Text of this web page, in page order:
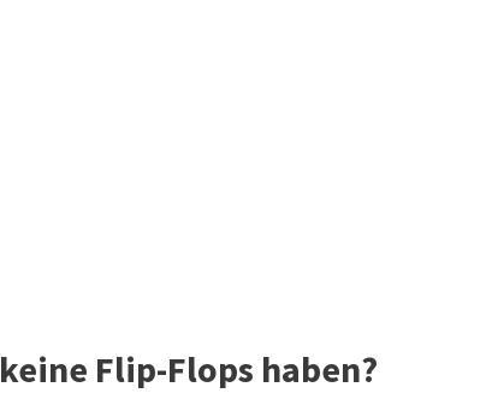
Flip-Flops haben?